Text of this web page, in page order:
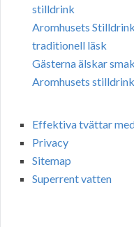
stilldrink
Aromhusets
traditionell läsk
Gästerna älskar
Aromhusets stilldrink
Effektiva tvättar
Privacy
Sitemap
Superrent vatten